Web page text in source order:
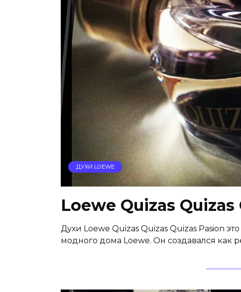
ДУХИ LOEWE
Loewe Quizas Quizas
Духи Loewe Quizas Quizas Quizas Pasion
модного дома Loewe. Он создавался как